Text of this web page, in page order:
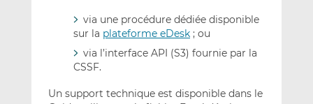
via une procédure dédiée disponible
sur la plateforme eDesk; ou
via l’interface API (S3) fournie par la
CSSF.
Un support technique est disponible dans le